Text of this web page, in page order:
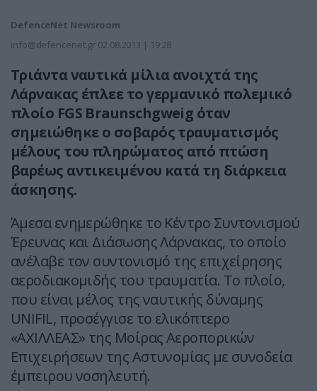
DefenceNet Newsroom
info@defencenet.gr 02.08.2013 | 19:28
Τριάντα ναυτικά μίλια ανοιχτά της
Λάρνακας έπλεε το γερμανικό πολεμικό
πλοίο FGS Braunschgweig όταν
σημειώθηκε ο σοβαρός τραυματισμός
μέλους του πληρώματος από πτώση
βαρέως αντικειμένου κατά τη διάρκεια
άσκησης.
Άμεσα ενημερώθηκε το Κέντρο Συντονισμού
Έρευνας και Διάσωσης Λάρνακας, το οποίο
ανέλαβε τον συντονισμό της επιχείρησης
αεροδιακομιδής του τραυματία. Το πλοίο,
που είναι μέλος της ναυτικής δύναμης
UNIFIL, προσέγγισε το ελικόπτερο
«ΑΧΙΛΛΕΑΣ» της Μοίρας Αεροπορικών
Επιχειρήσεων της Αστυνομίας με συνοδεία
έμπειρου νοσηλευτή.